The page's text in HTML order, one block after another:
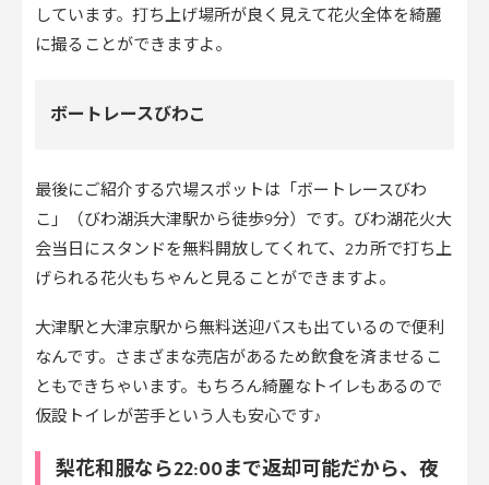
しています。打ち上げ場所が良く見えて花火全体を綺麗
に撮ることができますよ。
ボートレースびわこ
最後にご紹介する穴場スポットは「ボートレースびわ
こ」（びわ湖浜大津駅から徒歩9分）です。びわ湖花火大
会当日にスタンドを無料開放してくれて、2カ所で打ち上
げられる花火もちゃんと見ることができますよ。
大津駅と大津京駅から無料送迎バスも出ているので便利
なんです。さまざまな売店があるため飲食を済ませるこ
ともできちゃいます。もちろん綺麗なトイレもあるので
仮設トイレが苦手という人も安心です♪
梨花和服なら22:00まで返却可能だから、夜